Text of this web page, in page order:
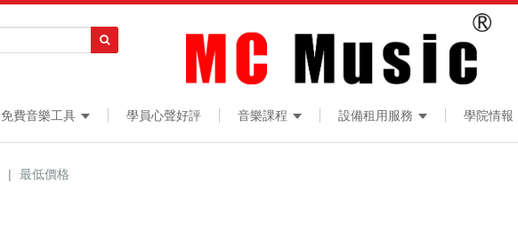
免費音樂工具 學員心聲好評 音樂課程 設備租用服務 學院情報
| 最低價格